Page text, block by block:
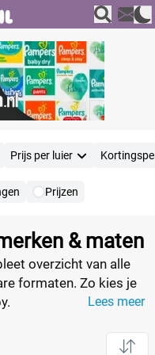
Prijs per luier
Prijzen
Reset alle filters
& maten
overzicht van alle
formaten. Zo kies je
Lees meer